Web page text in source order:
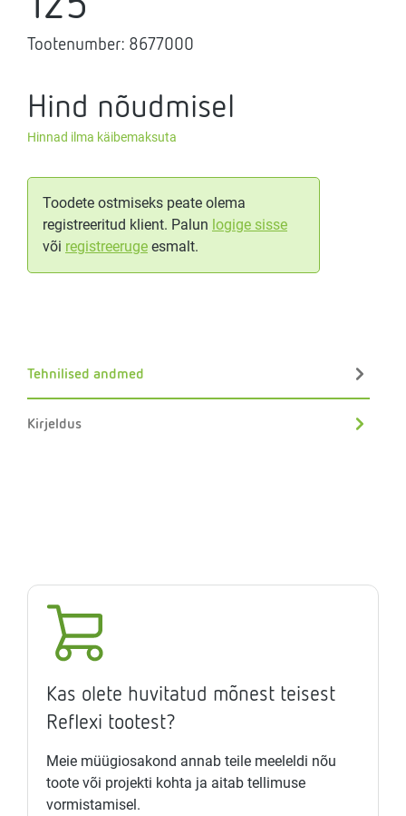
Tootenumber: 8677000
Hind nõudmisel
Hinnad ilma käibemaksuta
Toodete ostmiseks peate olema
registreeritud klient. Palun logige sisse
või registreeruge esmalt.
Tehnilised andmed
Kirjeldus
Kas olete huvitatud mõnest teisest
Reflexi tootest?
Meie müügiosakond annab teile meeleldi nõu
toote või projekti kohta ja aitab tellimuse
vormistamisel.